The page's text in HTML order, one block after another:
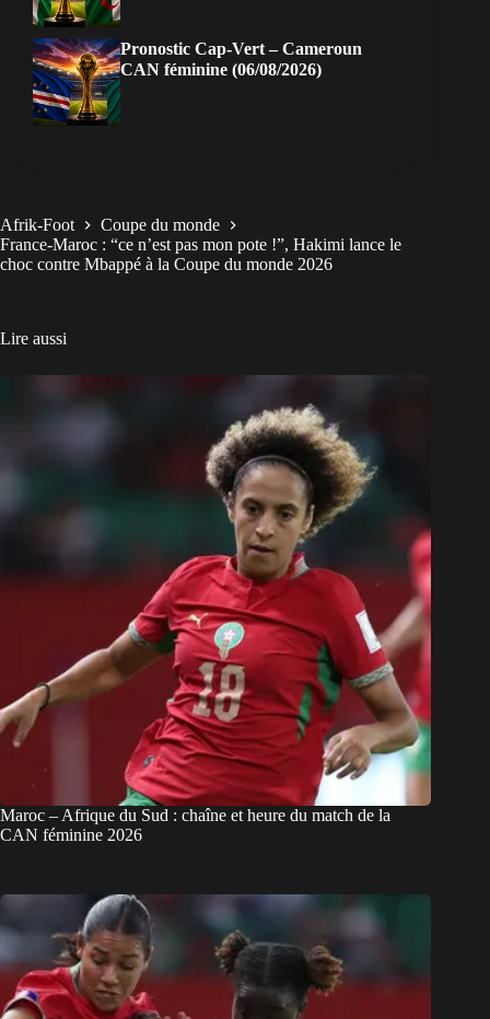
Pronostic Cap-Vert – Cameroun
CAN féminine (06/08/2026)
Afrik-Foot
Coupe du monde
France-Maroc : “ce n’est pas mon pote !”, Hakimi lance le
choc contre Mbappé à la Coupe du monde 2026
Lire aussi
Maroc – Afrique du Sud : chaîne et heure du match de la
CAN féminine 2026